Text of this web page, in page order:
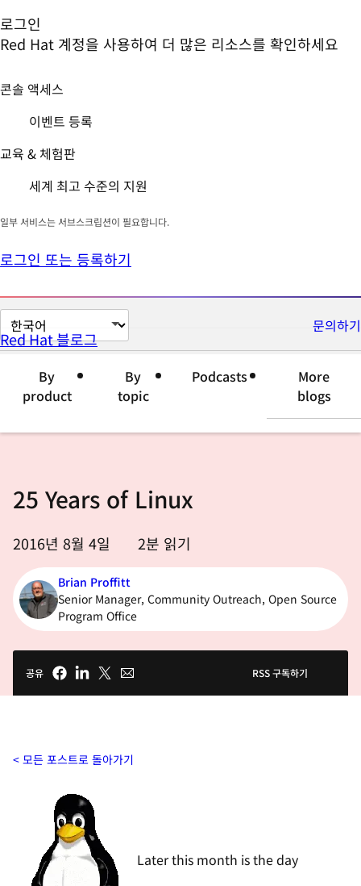
로그인
Red Hat 계정을 사용하여 더 많은 리소스를 확인하세요
콘솔 액세스
이벤트 등록
교육 & 체험판
세계 최고 수준의 지원
일부 서비스는 서브스크립션이 필요합니다.
로그인 또는 등록하기
페
이
변
문의하기
Red Hat 블로그
By
product
By
topic
Podcasts
More
blogs
25 Years of Linux
2016년 8월 4일 2분 읽기
Brian Proffitt
Senior Manager, Community Outreach, Open Source
Program Office
공유 RSS 구독하기
모든 포스트로 돌아가기
Later this month is the day